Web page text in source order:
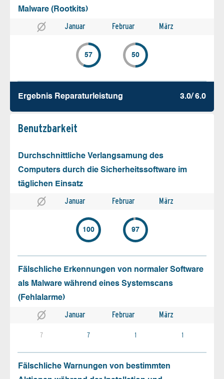
Malware (Rootkits)
Januar Februar März
57 50
Ergebnis Reparatur­leistung 3.0/ 6.0
Benutz­barkeit
Durchschnittliche Verlangsamung des
Computers durch die Sicherheitssoftware im
täglichen Einsatz
Januar Februar März
100 97
Fälschliche Erkennungen von normaler Software
als Malware während eines Systemscans
(Fehlalarme)
Januar Februar März
7 7 1 1
Fälschliche Warnungen von bestimmten